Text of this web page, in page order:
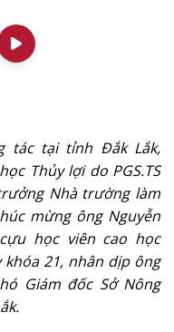
tác tại tỉnh Đắk Lắk,
Thủy lợi do PGS.TS
Nhà trường làm
mừng ông Nguyễn
học viên cao học
21, nhân dịp ông
Giám đốc Sở Nông